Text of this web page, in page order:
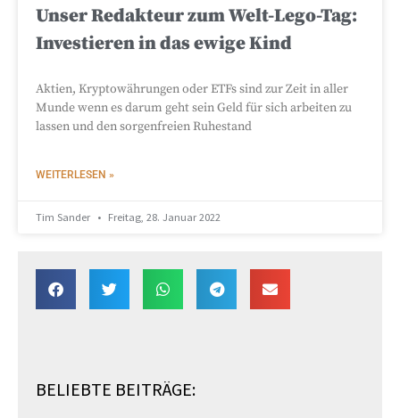
Unser Redakteur zum Welt-Lego-Tag:
Investieren in das ewige Kind
Aktien, Kryptowährungen oder ETFs sind zur Zeit in aller
Munde wenn es darum geht sein Geld für sich arbeiten zu
lassen und den sorgenfreien Ruhestand
WEITERLESEN »
Tim Sander Freitag, 28. Januar 2022
BELIEBTE BEITRÄGE: